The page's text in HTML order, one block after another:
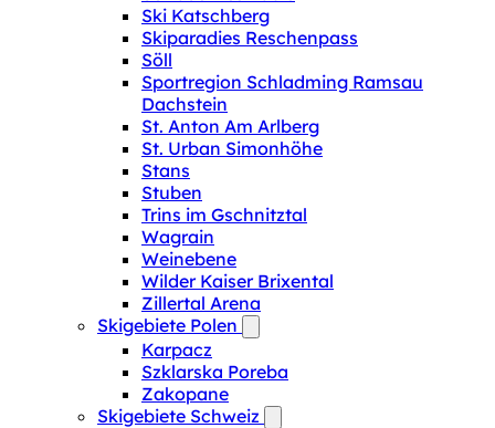
Ski Katschberg
Skiparadies Reschenpass
Söll
Sportregion Schladming Ramsau
Dachstein
St. Anton Am Arlberg
St. Urban Simonhöhe
Stans
Stuben
Trins im Gschnitztal
Wagrain
Weinebene
Wilder Kaiser Brixental
Zillertal Arena
Skigebiete Polen
Karpacz
Szklarska Poreba
Zakopane
Skigebiete Schweiz